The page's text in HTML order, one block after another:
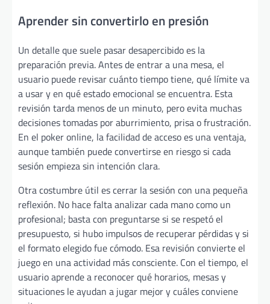
Aprender sin convertirlo en presión
Un detalle que suele pasar desapercibido es la
preparación previa. Antes de entrar a una mesa, el
usuario puede revisar cuánto tiempo tiene, qué límite va
a usar y en qué estado emocional se encuentra. Esta
revisión tarda menos de un minuto, pero evita muchas
decisiones tomadas por aburrimiento, prisa o frustración.
En el poker online, la facilidad de acceso es una ventaja,
aunque también puede convertirse en riesgo si cada
sesión empieza sin intención clara.
Otra costumbre útil es cerrar la sesión con una pequeña
reflexión. No hace falta analizar cada mano como un
profesional; basta con preguntarse si se respetó el
presupuesto, si hubo impulsos de recuperar pérdidas y si
el formato elegido fue cómodo. Esa revisión convierte el
juego en una actividad más consciente. Con el tiempo, el
usuario aprende a reconocer qué horarios, mesas y
situaciones le ayudan a jugar mejor y cuáles conviene